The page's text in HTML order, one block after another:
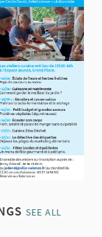
SEE ALL